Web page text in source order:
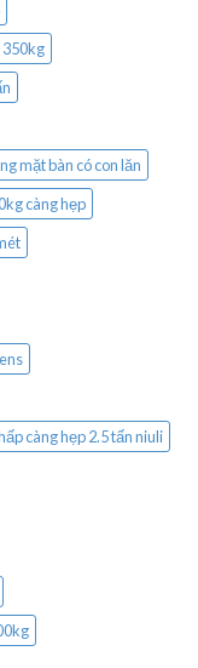
350kg
mặt bàn có con lăn
càng hẹp
càng hẹp 2.5 tấn niuli